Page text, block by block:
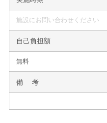
施設にお問い合わせください
自己負担額
無料
備 考